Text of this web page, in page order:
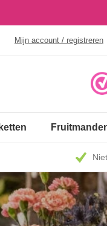
Mijn account / registreren